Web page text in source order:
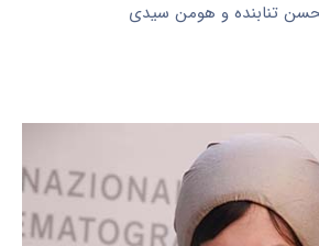
تنابنده و هومن سیدی